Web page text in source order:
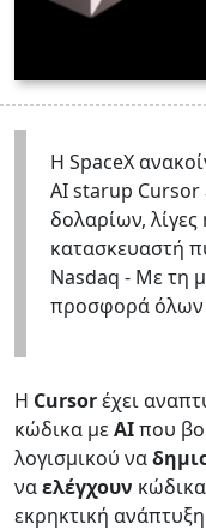
Η SpaceX
ΑΙ starup Cursor
δολαρίων,
κατασκευαστή
Nasdaq - Με τη
προσφορά
Η Cursorέχει
κώδικα μεAIπου
λογισμικού να
ναελέγχουν
εκρηκτική